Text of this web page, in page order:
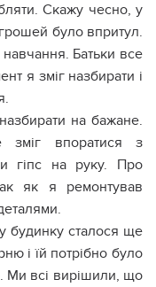
Скажу чесно, у
було впритул.
Батьки все
я зміг назбирати і
на бажане.
впоратися з
гіпс на руку. Про
як я ремонтував
будинку сталося ще
і їй потрібно було
Ми всі вирішили, що